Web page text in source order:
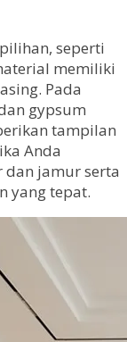
seperti
memiliki
Pada
gypsum
tampilan
Anda
dan jamur serta
yang tepat.